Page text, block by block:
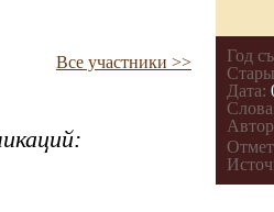
Все участники >>
Год
Дата: